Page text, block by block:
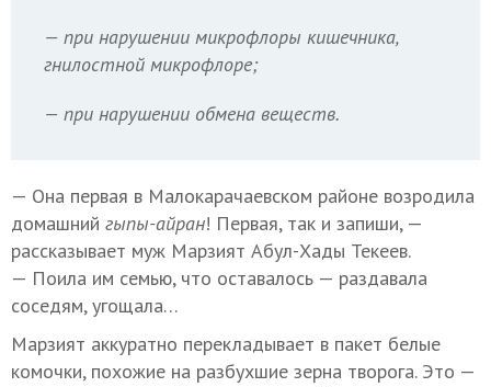
— при нарушении микрофлоры кишечника,
гнилостной микрофлоре;
— при нарушении обмена веществ.
— Она первая в Малокарачаевском районе возродила
домашний гыпы-айран! Первая, так и запиши, —
рассказывает муж Марзият Абул-Хады Текеев.
— Поила им семью, что оставалось — раздавала
соседям, угощала…
Марзият аккуратно перекладывает в пакет белые
комочки, похожие на разбухшие зерна творога. Это —